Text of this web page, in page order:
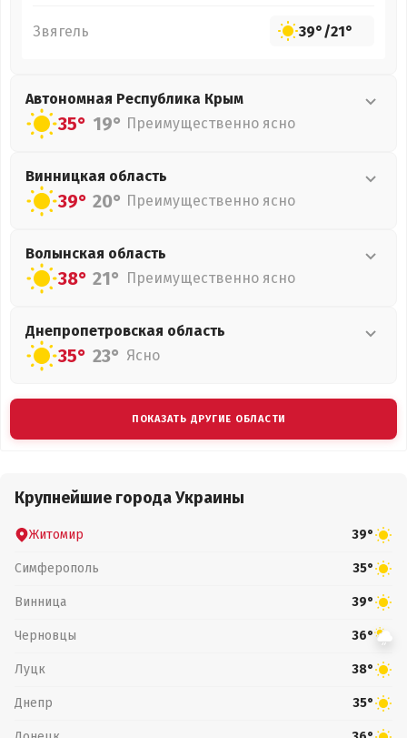
Звягель 39°/21°
Автономная Республика Крым
35° 19° Преимущественно ясно
Винницкая область
39° 20° Преимущественно ясно
Волынская область
38° 21° Преимущественно ясно
Днепропетровская область
35° 23° Ясно
ПОКАЗАТЬ ДРУГИЕ ОБЛАСТИ
Крупнейшие города Украины
Житомир 39°
Симферополь 35°
Винница 39°
Черновцы 36°
Луцк 38°
Днепр 35°